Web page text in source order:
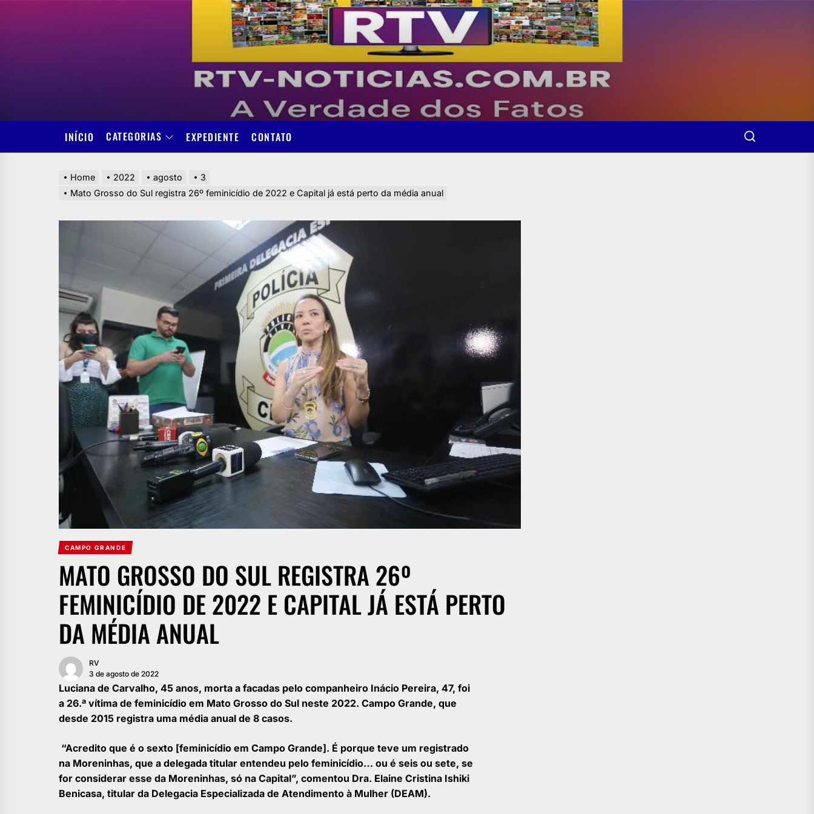
INÍCIO CATEGORIAS EXPEDIENTE CONTATO
Home 2022 agosto
3
Mato Grosso do Sul registra 26º feminicídio de 2022 e Capital já está perto da média anual
CAMPO GRANDE
MATO GROSSO DO SUL REGISTRA 26º
FEMINICÍDIO DE 2022 E CAPITAL JÁ ESTÁ PERTO
DA MÉDIA ANUAL
RV
3 de agosto de 2022
Luciana de Carvalho, 45 anos, morta a facadas pelo companheiro Inácio Pereira, 47, foi
a 26.ª vítima de feminicídio em Mato Grosso do Sul neste 2022. Campo Grande, que
desde 2015 registra uma média anual de 8 casos.
“Acredito que é o sexto [feminicídio em Campo Grande]. É porque teve um registrado
na Moreninhas, que a delegada titular entendeu pelo feminicídio… ou é seis ou sete, se
for considerar esse da Moreninhas, só na Capital”, comentou Dra. Elaine Cristina Ishiki
Benicasa, titular da Delegacia Especializada de Atendimento à Mulher (DEAM).